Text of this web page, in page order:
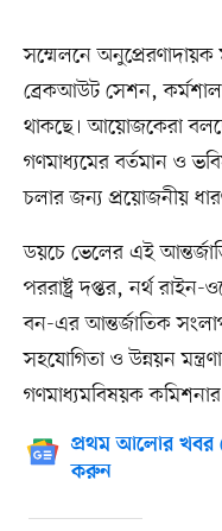
সম্মেলনে
ব্রেকআউট সেশন,
থাকছে। আয়োজকেরা
গণমাধ্যমের বর্তমান ও
চলার জন্য প্রয়োজনীয়
ডয়চে ভেলের এই
পররাষ্ট্র দপ্তর, নর্থ
বন-এর আন্তর্জাতিক
সহযোগিতা ও উন্নয়ন
গণমাধ্যমবিষয়ক
প্রথম আলোর খবর
করুন